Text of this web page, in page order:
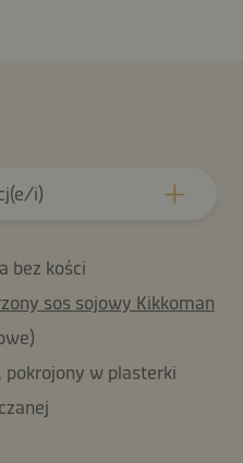
i)
bez kości
sos sojowy Kikkoman
pokrojony w plasterki